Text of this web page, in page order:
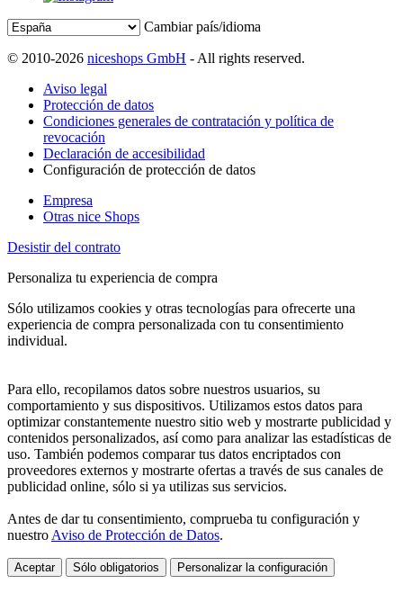
Cambiar país/idioma
© 2010-2026 niceshops GmbH - All rights reserved.
Aviso legal
Protección de datos
Condiciones generales de contratación y política de
revocación
Declaración de accesibilidad
Configuración de protección de datos
Empresa
Otras nice Shops
Desistir del contrato
Personaliza tu experiencia de compra
Sólo utilizamos cookies y otras tecnologías para ofrecerte una
experiencia de compra personalizada con tu consentimiento
individual.
Para ello, recopilamos datos sobre nuestros usuarios, su
comportamiento y sus dispositivos. Utilizamos estos datos para
optimizar constantemente nuestro sitio web y mostrarte publicidad y
contenidos personalizados, así como para analizar las estadísticas de
uso. También podemos comparar tus datos encriptados con
proveedores externos y mostrarte ofertas a través de sus canales de
publicidad online, sólo si ya utilizas sus servicios.
Antes de dar tu consentimiento, comprueba tu configuración y
nuestroAviso de Protección de Datos.
Aceptar Sólo obligatorios Personalizar la configuración